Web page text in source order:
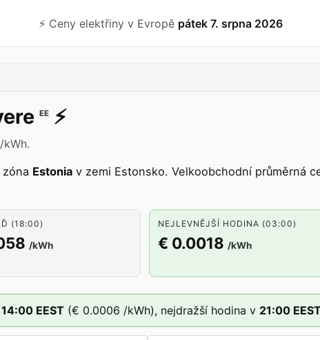
⚡️ Ceny elektřiny v Evropě pátek 7. srpna 2026
EE ⚡️
Estonia v zemi Estonsko. Velkoobchodní průměrná
(18:00)
/kWh
NEJLEVNĚJŠÍ HODINA (03:00)
€ 0.0018 /kWh
14:00 EEST (€ 0.0006 /kWh), nejdražší hodina v 21:00